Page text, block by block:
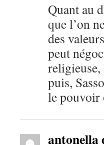
Quant au
que l’on
des
peut
puis,
le pouvoir
antonella